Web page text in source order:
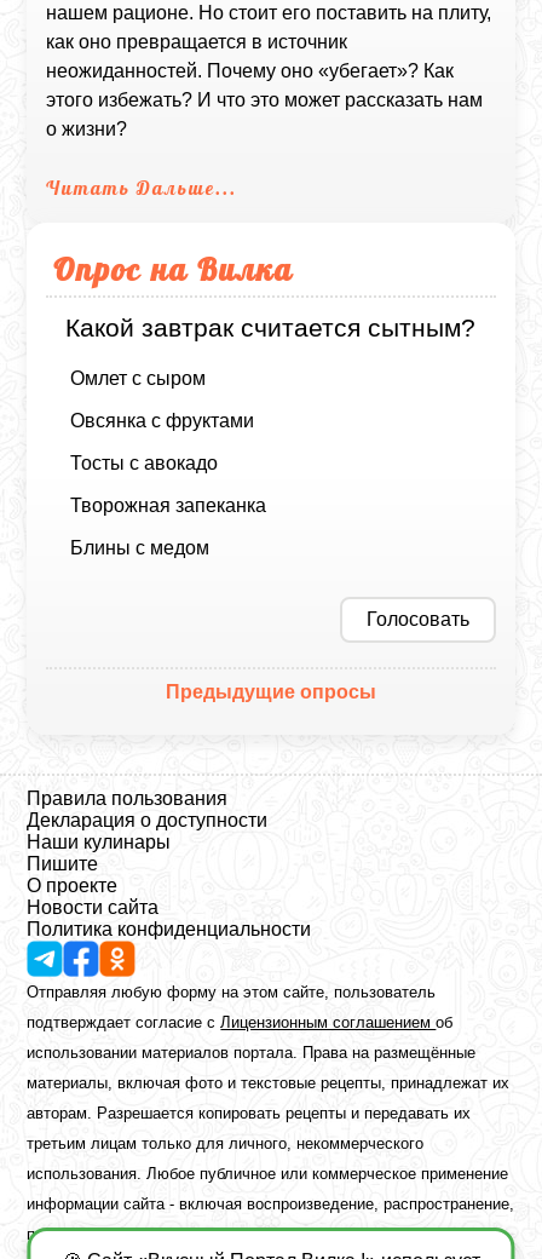
нашем рационе. Но стоит его поставить на плиту,
как оно превращается в источник
неожиданностей. Почему оно «убегает»? Как
этого избежать? И что это может рассказать нам
о жизни?
Читать Дальше...
Опрос на Вилка
Какой завтрак считается сытным?
Омлет с сыром
Овсянка с фруктами
Тосты с авокадо
Творожная запеканка
Блины с медом
Голосовать
Предыдущие опросы
Правила пользования
Декларация о доступности
Наши кулинары
Пишите
О проекте
Новости сайта
Политика конфиденциальности
Отправляя любую форму на этом сайте, пользователь
подтверждает согласие сЛицензионным соглашениемоб
использовании материалов портала. Права на размещённые
материалы, включая фото и текстовые рецепты, принадлежат их
авторам. Разрешается копировать рецепты и передавать их
третьим лицам только для личного, некоммерческого
использования. Любое публичное или коммерческое применение
информации сайта - включая воспроизведение, распространение,
публикацию или обработку - возможно лишь при наличии